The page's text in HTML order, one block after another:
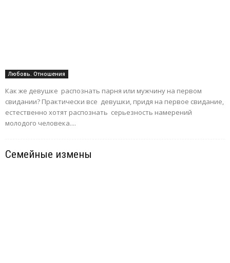
Любовь. Отношения
Как же девушке распознать парня или мужчину на первом
свидании? Практически все девушки, придя на первое свидание,
естественно хотят распознать серьезность намерений
молодого человека....
Семейные измены